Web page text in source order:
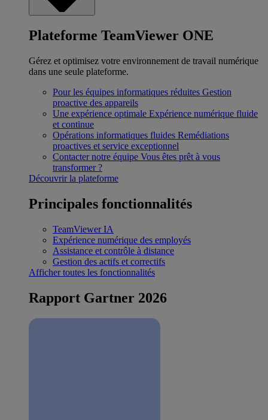
Plateforme TeamViewer ONE
Gérez et optimisez votre environnement de travail numérique
dans une seule plateforme.
Pour les équipes informatiques réduites Gestion
proactive des appareils
Une expérience optimale Expérience numérique fluide
et continue
Opérations informatiques fluides Remédiations
proactives et service exceptionnel
Contacter notre équipe Vous êtes prêt à vous
transformer ?
Découvrir la plateforme
Principales fonctionnalités
TeamViewer IA
Expérience numérique des employés
Assistance et contrôle à distance
Gestion des actifs et correctifs
Afficher toutes les fonctionnalités
Rapport Gartner 2026